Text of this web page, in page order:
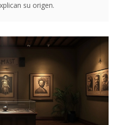
su origen.